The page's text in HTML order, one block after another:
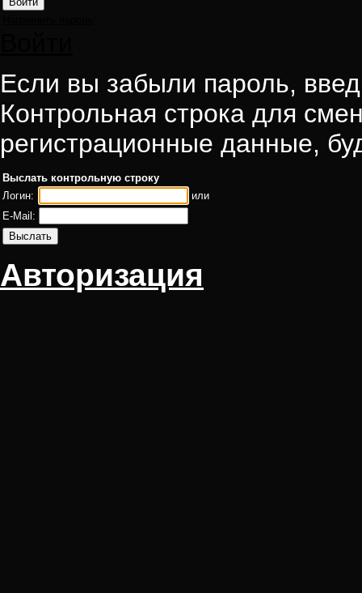
Если вы забыли пароль,
Контрольная строка для
регистрационные данные,
Выслать контрольную строку
Логин:
или
E-Mail:
Авторизация